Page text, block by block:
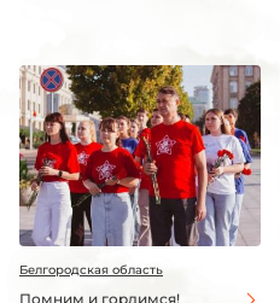
Белгородская область
Помним и гордимся!